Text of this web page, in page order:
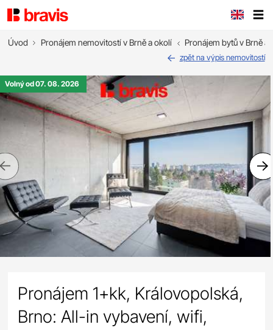
Úvod Pronájem nemovitostí v Brně a okolí Pronájem bytů v Brně a
zpět na výpis nemovitostí
Volný od 07. 08. 2026
Pronájem 1+kk, Královopolská,
Brno: All-in vybavení, wifi,